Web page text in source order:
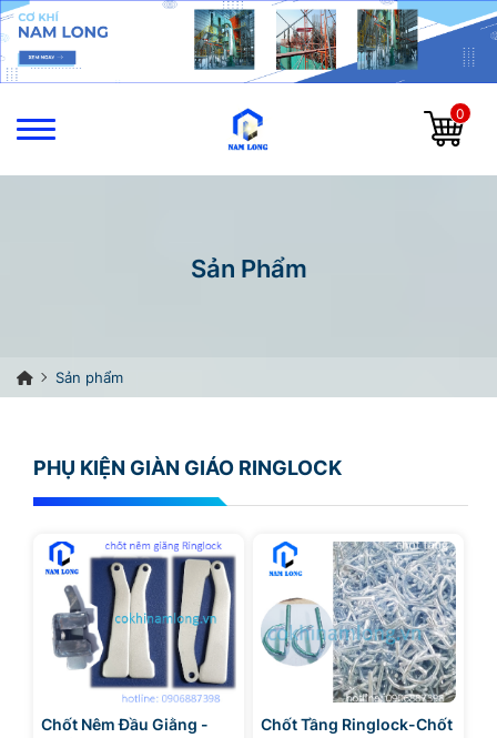
0
Sản Phẩm
Sản phẩm
PHỤ KIỆN GIÀN GIÁO RINGLOCK
Chốt Nêm Đầu Giằng -
Chốt Tầng Ringlock-Chốt